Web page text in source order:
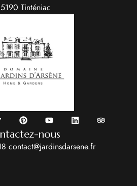
Tinténiac
nous
contact@jardinsdarsene.fr